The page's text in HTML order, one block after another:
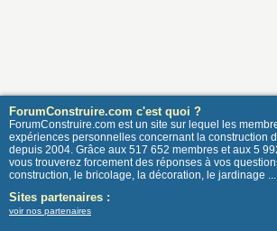
ForumConstruire.com c'est quoi ?
ForumConstruire.com est un site sur lequel les
expériences personnelles concernant la construction
depuis 2004. Grâce aux 517 652 membres et aux 5
vous trouverez forcement des réponses à vos
construction, le bricolage, la décoration, le jardinage ...
Sites partenaires :
voir nos partenaires